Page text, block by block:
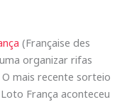
(Française des
organizar rifas
mais recente sorteio
França aconteceu